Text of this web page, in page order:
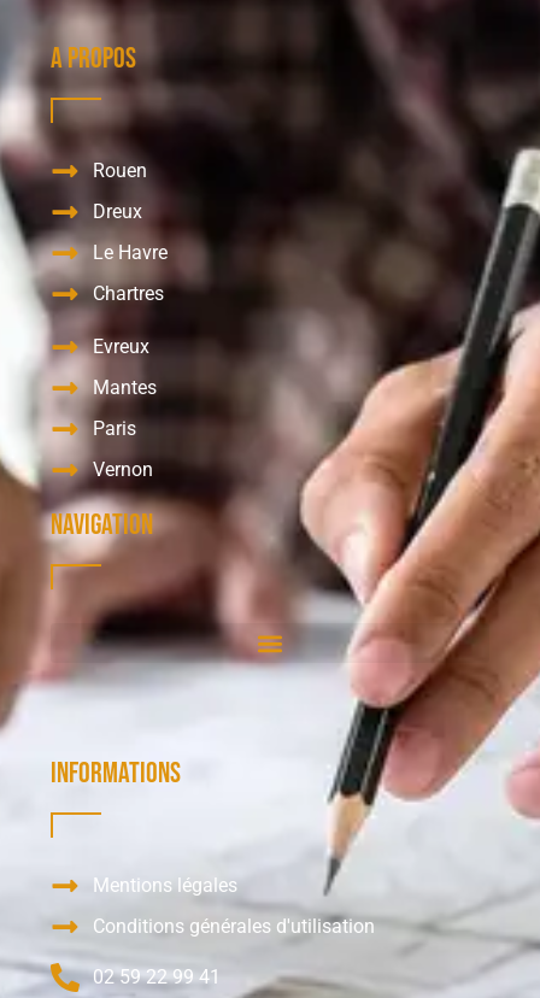
A propos
Rouen
Dreux
Le Havre
Chartres
Evreux
Mantes
Paris
Vernon
Navigation
Informations
Mentions légales
Conditions générales d'utilisation
02 59 22 99 41